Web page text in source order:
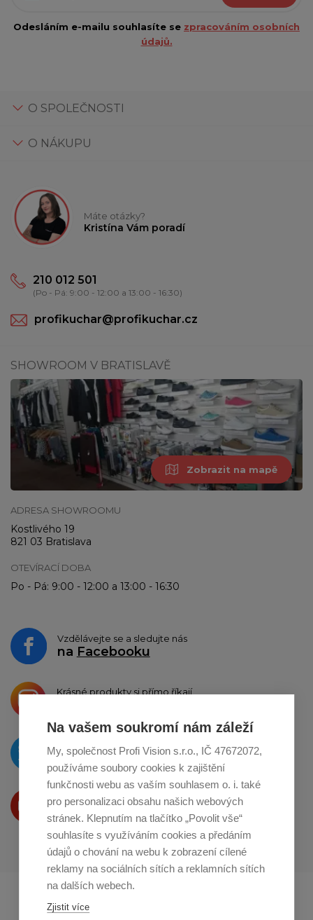
Na vašem soukromí nám záleží
My, společnost Profi Vision s.r.o., IČ 47672072,
používáme soubory cookies k zajištění
funkčnosti webu as vaším souhlasem o. i. také
pro personalizaci obsahu našich webových
stránek. Klepnutím na tlačítko „Povolit vše“
souhlasíte s využíváním cookies a předáním
údajů o chování na webu k zobrazení cílené
reklamy na sociálních sítích a reklamních sítích
na dalších webech.
Zjistit více
Odesláním e-mailu souhlasíte se zpracováním osobních
údajů.
O SPOLEČNOSTI
O NÁKUPU
Máte otázky?
Kristína Vám poradí
210 012 501
(Po - Pá: 9:00 - 12:00 a 13:00 - 16:30)
profikuchar@profikuchar.cz
SHOWROOM V BRATISLAVĚ
Zobrazit na mapě
ADRESA SHOWROOMU
Kostlivého 19
821 03 Bratislava
OTEVÍRACÍ DOBA
Po - Pá: 9:00 - 12:00 a 13:00 - 16:30
Vzdělávejte se a sledujte nás
na Facebooku
Krásné produkty si přímo říkají
O novinkách píšeme
naTwitteru
Produkty Vám představujeme
na Youtube
Profikuchar.sk